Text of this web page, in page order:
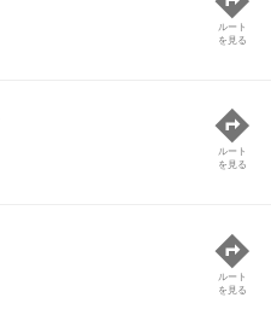
ルート
を見る
ルート
を見る
ルート
を見る